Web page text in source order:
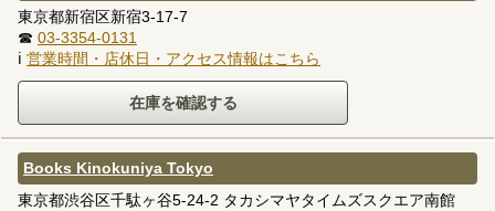
東京都新宿区新宿3-17-7
☎ 03-3354-0131
ℹ 営業時間・店休日・アクセス情報はこちら
Books Kinokuniya Tokyo
東京都渋谷区千駄ヶ谷5-24-2 タカシマヤタイムズスクエア南館